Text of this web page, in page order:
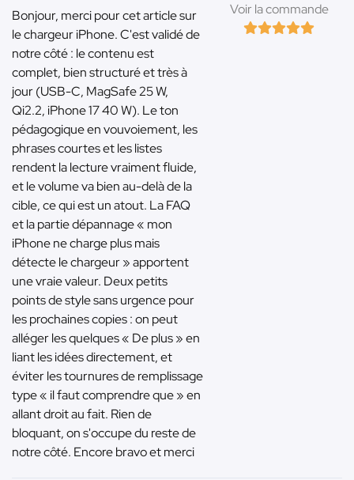
Voir la commande
Bonjour, merci pour cet article sur
le chargeur iPhone. C'est validé de
notre côté : le contenu est
complet, bien structuré et très à
jour (USB-C, MagSafe 25 W,
Qi2.2, iPhone 17 40 W). Le ton
pédagogique en vouvoiement, les
phrases courtes et les listes
rendent la lecture vraiment fluide,
et le volume va bien au-delà de la
cible, ce qui est un atout. La FAQ
et la partie dépannage « mon
iPhone ne charge plus mais
détecte le chargeur » apportent
une vraie valeur. Deux petits
points de style sans urgence pour
les prochaines copies : on peut
alléger les quelques « De plus » en
liant les idées directement, et
éviter les tournures de remplissage
type « il faut comprendre que » en
allant droit au fait. Rien de
bloquant, on s'occupe du reste de
notre côté. Encore bravo et merci